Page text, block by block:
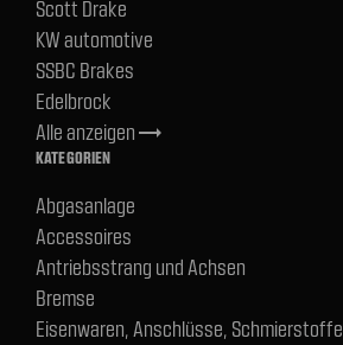
Scott Drake
KW automotive
SSBC Brakes
Edelbrock
Alle anzeigentrending_flat
KATEGORIEN
Abgasanlage
Accessoires
Antriebsstrang und Achsen
Bremse
Eisenwaren, Anschlüsse, Schmierstoffe